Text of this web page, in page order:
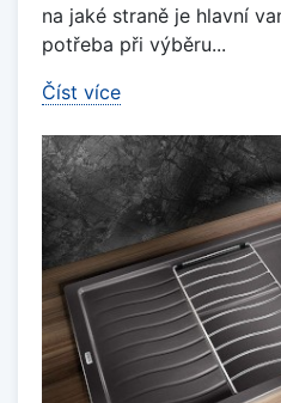
na jaké straně je hlavní
potřeba při výběru...
Číst více